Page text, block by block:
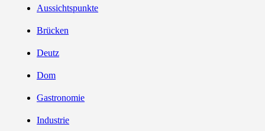
Aussichtspunkte
Brücken
Deutz
Dom
Gastronomie
Industrie